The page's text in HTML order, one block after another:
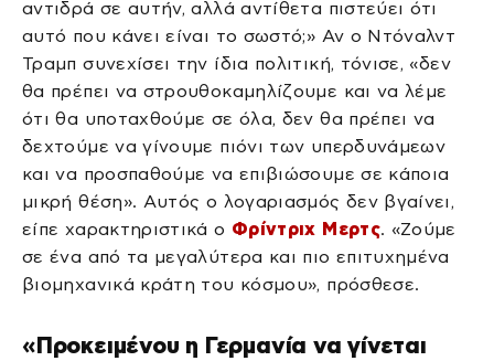
αντιδρά σε αυτήν, αλλά αντίθετα πιστεύει ότι
αυτό που κάνει είναι το σωστό;» Αν ο Ντόναλντ
Τραμπ συνεχίσει την ίδια πολιτική, τόνισε, «δεν
θα πρέπει να στρουθοκαμηλίζουμε και να λέμε
ότι θα υποταχθούμε σε όλα, δεν θα πρέπει να
δεχτούμε να γίνουμε πιόνι των υπερδυνάμεων
και να προσπαθούμε να επιβιώσουμε σε κάποια
μικρή θέση». Αυτός ο λογαριασμός δεν βγαίνει,
είπε χαρακτηριστικά ο Φρίντριχ Μερτς. «Ζούμε
σε ένα από τα μεγαλύτερα και πιο επιτυχημένα
βιομηχανικά κράτη του κόσμου», πρόσθεσε.
«Προκειμένου η Γερμανία να γίνεται